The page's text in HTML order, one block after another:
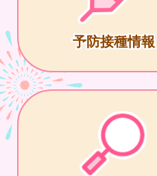
予防接種情報